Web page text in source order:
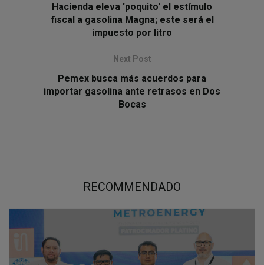
Hacienda eleva 'poquito' el estímulo
fiscal a gasolina Magna; este será el
impuesto por litro
Next Post
Pemex busca más acuerdos para
importar gasolina ante retrasos en Dos
Bocas
RECOMMENDADO